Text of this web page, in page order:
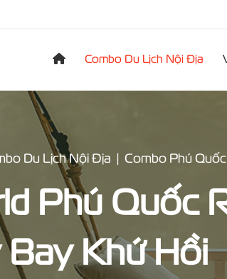
Combo Du Lịch Nội Địa
Du Lịch Nội Địa Combo Phú Quốc
Phú Quốc
Khứ Hồi